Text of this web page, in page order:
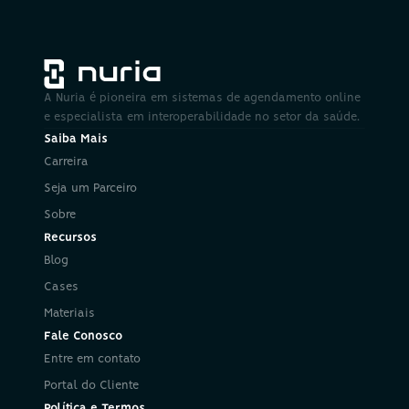
A Nuria é pioneira em sistemas de agendamento online
e especialista em interoperabilidade no setor da saúde.
Saiba Mais
Carreira
Seja um Parceiro
Sobre
Recursos
Blog
Cases
Materiais
Fale Conosco
Entre em contato
Portal do Cliente